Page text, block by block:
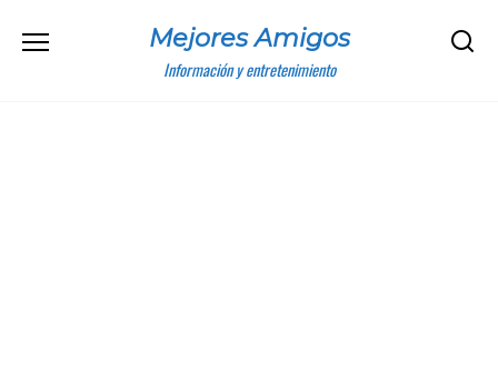
Mejores Amigos
Información y entretenimiento